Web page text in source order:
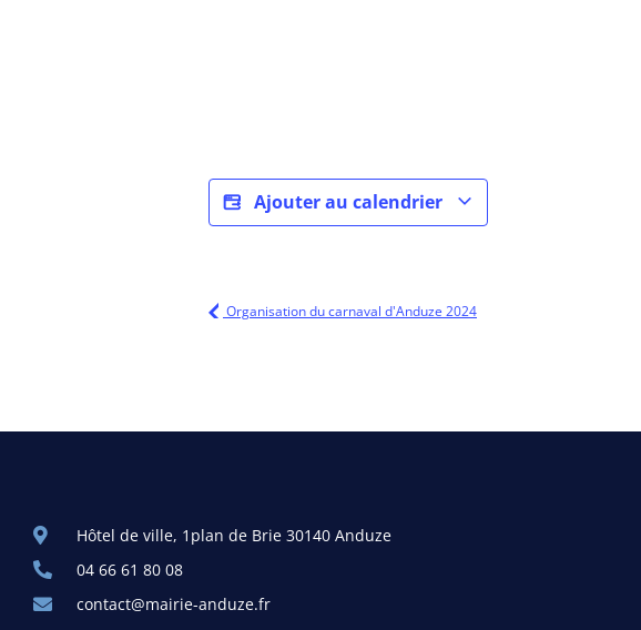
Ajouter au calendrier
Organisation du carnaval d'Anduze 2024
Hôtel de ville, 1plan de Brie 30140 Anduze
04 66 61 80 08
contact@mairie-anduze.fr